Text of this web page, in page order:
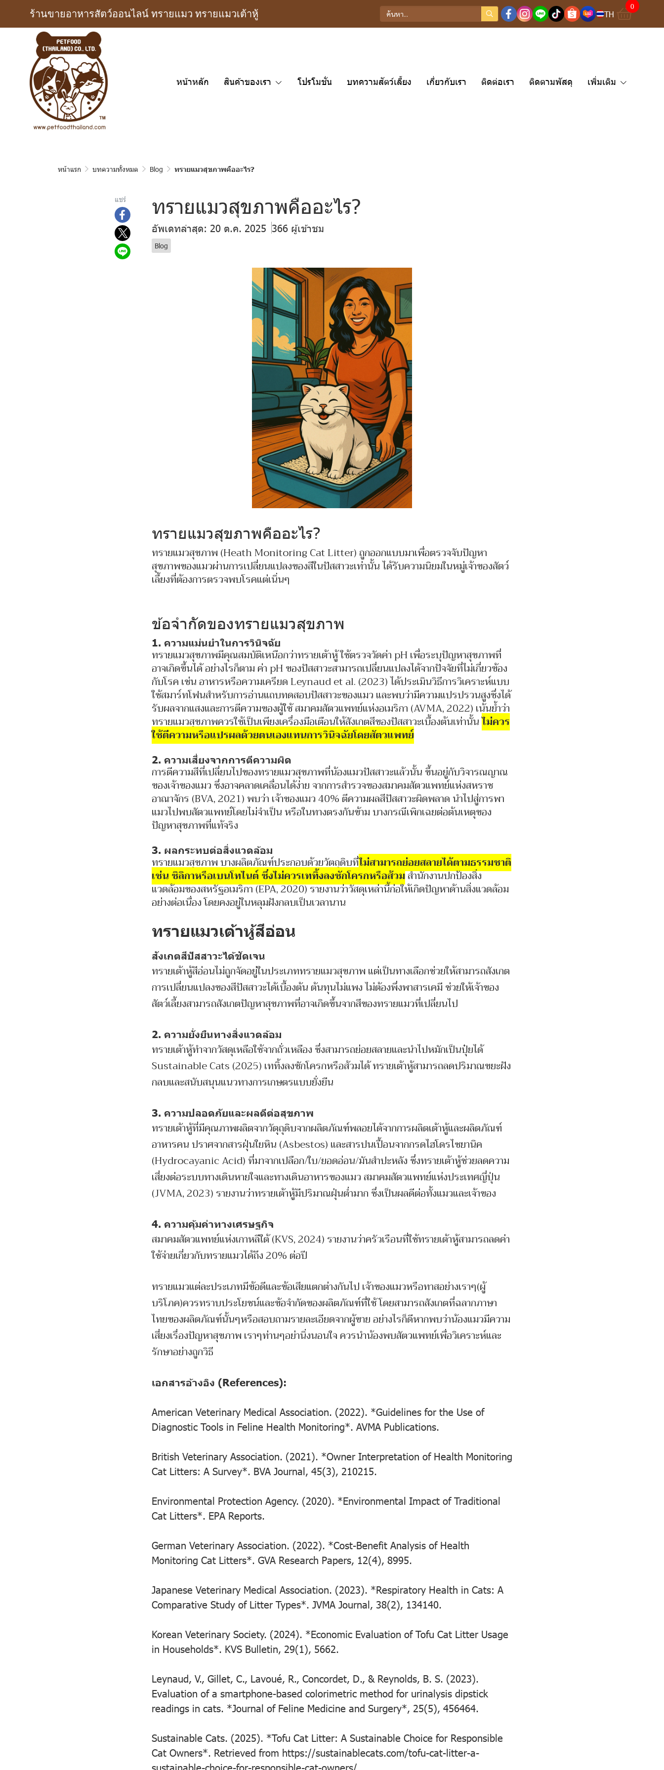
ร้านขายอาหารสัตว์ออนไลน์ ทรายแมว ทรายแมวเต้าหู้ TH
0
หน้าหลัก สินค้าของเรา โปรโมชั่น บทความสัตว์เลี้ยง เกี่ยวกับเรา ติดต่อเรา ติดตามพัสดุ เพิ่มเติม
หน้าแรก บทความทั้งหมด Blog ทรายแมวสุขภาพคืออะไร?
แชร์ ทรายแมวสุขภาพคืออะไร?
อัพเดทล่าสุด: 20 ต.ค. 2025 366 ผู้เข้าชม
Blog
ทรายแมวสุขภาพคืออะไร?
ทรายแมวสุขภาพ (Heath Monitoring Cat Litter) ถูกออกแบบมาเพื่อตรวจจับปัญหา
สุขภาพของแมวผ่านการเปลี่ยนแปลงของสีในปัสสาวะเท่านั้น ได้รับความนิยมในหมู่เจ้าของสัตว์
เลี้ยงที่ต้องการตรวจพบโรคแต่เนิ่นๆ
ข้อจำกัดของทรายแมวสุขภาพ
1. ความแม่นยำในการวินิจฉัย
ทรายแมวสุขภาพมีคุณสมบัติเหนือกว่าทรายเต้าหู้ ใช้ตรวจวัดค่า pH เพื่อระบุปัญหาสุขภาพที่
อาจเกิดขึ้นได้ อย่างไรก็ตาม ค่า pH ของปัสสาวะสามารถเปลี่ยนแปลงได้จากปัจจัยที่ไม่เกี่ยวข้อง
กับโรค เช่น อาหารหรือความเครียด Leynaud et al. (2023) ได้ประเมินวิธีการวิเคราะห์แบบ
ใช้สมาร์ทโฟนสำหรับการอ่านแถบทดสอบปัสสาวะของแมว และพบว่ามีความแปรปรวนสูงซึ่งได้
รับผลจากแสงและการตีความของผู้ใช้ สมาคมสัตวแพทย์แห่งอเมริกา (AVMA, 2022) เน้นย้ำว่า
ทรายแมวสุขภาพควรใช้เป็นเพียงเครื่องมือเตือนให้สังเกตสีของปัสสาวะเบื้องต้นเท่านั้นไม่ควร
ใช้ตีความหรือแปรผลด้วยตนเองแทนการวินิจฉัยโดยสัตวแพทย์
2. ความเสี่ยงจากการตีความผิด
การตีความสีที่เปลี่ยนไปของทรายแมวสุขภาพที่น้องแมวปัสสาวะแล้วนั้น ขึ้นอยู่กับวิจารณญาณ
ของเจ้าของแมว ซึ่งอาจคลาดเคลื่อนได้ง่าย จากการสำรวจของสมาคมสัตวแพทย์แห่งสหราช
อาณาจักร (BVA, 2021) พบว่า เจ้าของแมว 40% ตีความผลสีปัสสาวะผิดพลาด นำไปสู่การพา
แมวไปพบสัตวแพทย์โดยไม่จำเป็น หรือในทางตรงกันข้าม บางกรณีเพิกเฉยต่อต้นเหตุของ
ปัญหาสุขภาพที่แท้จริง
3. ผลกระทบต่อสิ่งแวดล้อม
ทรายแมวสุขภาพ บางผลิตภัณฑ์ประกอบด้วยวัตถุดิบที่ไม่สามารถย่อยสลายได้ตามธรรมชาติ
เช่น ซิลิกาหรือเบนโทไนต์ ซึ่งไม่ควรเททิ้งลงชักโครกหรือส้วมสำนักงานปกป้องสิ่ง
แวดล้อมของสหรัฐอเมริกา (EPA, 2020) รายงานว่าวัสดุเหล่านี้ก่อให้เกิดปัญหาด้านสิ่งแวดล้อม
อย่างต่อเนื่อง โดยคงอยู่ในหลุมฝังกลบเป็นเวลานาน
ทรายแมวเต้าหู้สีอ่อน
สังเกตสีปัสสาวะได้ชัดเจน
ทรายเต้าหู้สีอ่อนไม่ถูกจัดอยู่ในประเภททรายแมวสุขภาพ แต่เป็นทางเลือกช่วยให้สามารถสังเกต
การเปลี่ยนแปลงของสีปัสสาวะได้เบื้องต้น ต้นทุนไม่แพง ไม่ต้องพึ่งพาสารเคมี ช่วยให้เจ้าของ
สัตว์เลี้ยงสามารถสังเกตปัญหาสุขภาพที่อาจเกิดขึ้นจากสีของทรายแมวที่เปลี่ยนไป
2. ความยั่งยืนทางสิ่งแวดล้อม
ทรายเต้าหู้ทำจากวัสดุเหลือใช้จากถั่วเหลือง ซึ่งสามารถย่อยสลายและนำไปหมักเป็นปุ๋ยได้
Sustainable Cats (2025) เททิ้งลงชักโครกหรือส้วมได้ ทรายเต้าหู้สามารถลดปริมาณขยะฝัง
กลบและสนับสนุนแนวทางการเกษตรแบบยั่งยืน
3. ความปลอดภัยและผลดีต่อสุขภาพ
ทรายเต้าหู้ที่มีคุณภาพผลิตจากวัตุถุดิบจากผลิตภัณฑ์พลอยได้จากการผลิตเต้าหู้และผลิตภัณฑ์
อาหารคน ปราศจากสารฝุ่นใยหิน (Asbestos) และสารปนเปื้อนจากกรดไฮโดรไซยานิค
(Hydrocayanic Acid) ที่มาจากเปลือก/ใบ/ยอดอ่อน/มันสำปะหลัง ซึ่งทรายเต้าหู้ช่วยลดความ
เสี่ยงต่อระบบทางเดินหายใจและทางเดินอาหารของแมว สมาคมสัตวแพทย์แห่งประเทศญี่ปุ่น
(JVMA, 2023) รายงานว่าทรายเต้าหู้มีปริมาณฝุ่นต่ำมาก ซึ่งเป็นผลดีต่อทั้งแมวและเจ้าของ
4. ความคุ้มค่าทางเศรษฐกิจ
สมาคมสัตวแพทย์แห่งเกาหลีใต้ (KVS, 2024) รายงานว่าครัวเรือนที่ใช้ทรายเต้าหู้สามารถลดค่า
ใช้จ่ายเกี่ยวกับทรายแมวได้ถึง 20% ต่อปี
ทรายแมวแต่ละประเภทมีข้อดีและข้อเสียแตกต่างกันไป เจ้าของแมวหรือทาสอย่างเราๆ(ผู้
บริโภค)ควรทราบประโยชน์และข้อจำกัดของผลิตภัณฑ์ที่ใช้ โดยสามารถสังเกตที่ฉลากภาษา
ไทยของผลิตภัณฑ์นั้นๆหรือสอบถามรายละเอียดจากผู้ขาย อย่างไรก็ดีหากพบว่าน้องแมวมีความ
เสี่ยงเรื่องปัญหาสุขภาพ เราๆท่านๆอย่านิ่งนอนใจ ควรนำน้องพบสัตวแพทย์เพื่อวิเคราะห์และ
รักษาอย่างถูกวิธี
เอกสารอ้างอิง (References):
American Veterinary Medical Association. (2022). *Guidelines for the Use of
Diagnostic Tools in Feline Health Monitoring*. AVMA Publications.
British Veterinary Association. (2021). *Owner Interpretation of Health Monitoring
Cat Litters: A Survey*. BVA Journal, 45(3), 210215.
Environmental Protection Agency. (2020). *Environmental Impact of Traditional
Cat Litters*. EPA Reports.
German Veterinary Association. (2022). *Cost-Benefit Analysis of Health
Monitoring Cat Litters*. GVA Research Papers, 12(4), 8995.
Japanese Veterinary Medical Association. (2023). *Respiratory Health in Cats: A
Comparative Study of Litter Types*. JVMA Journal, 38(2), 134140.
Korean Veterinary Society. (2024). *Economic Evaluation of Tofu Cat Litter Usage
in Households*. KVS Bulletin, 29(1), 5662.
Leynaud, V., Gillet, C., Lavoué, R., Concordet, D., & Reynolds, B. S. (2023).
Evaluation of a smartphone-based colorimetric method for urinalysis dipstick
readings in cats. *Journal of Feline Medicine and Surgery*, 25(5), 456464.
Sustainable Cats. (2025). *Tofu Cat Litter: A Sustainable Choice for Responsible
Cat Owners*. Retrieved from https://sustainablecats.com/tofu-cat-litter-a-
sustainable-choice-for-responsible-cat-owners/